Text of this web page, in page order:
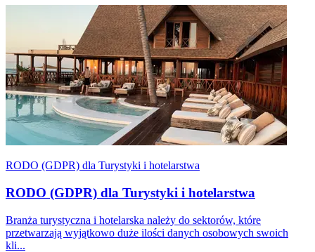
RODO (GDPR) dla Turystyki i hotelarstwa
RODO (GDPR) dla Turystyki i hotelarstwa
Branża turystyczna i hotelarska należy do sektorów, które
przetwarzają wyjątkowo duże ilości danych osobowych swoich
kli...